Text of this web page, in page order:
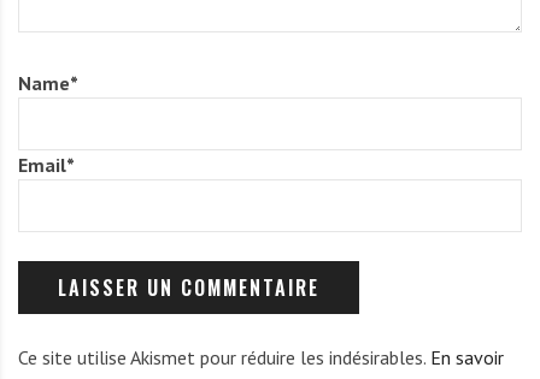
Name*
Email*
Ce site utilise Akismet pour réduire les indésirables. En savoir